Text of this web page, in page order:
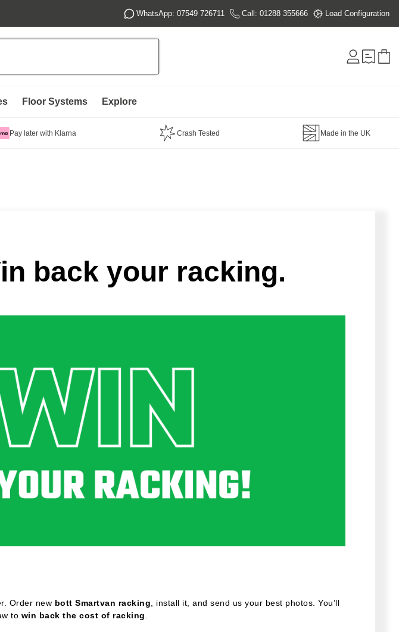
WhatsApp: 07549 726711 Call: 01288 355666 Load Configuration
Floor Systems Explore
Pay later with Klarna Crash Tested Made in the UK
back your racking.
Order new bott Smartvan racking , install it, and send us your best photos. You’ll
to win back the cost of racking